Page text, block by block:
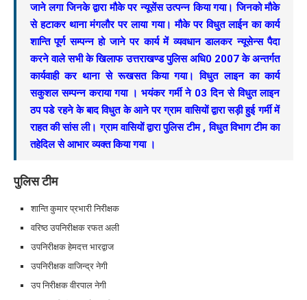
जाने लगा जिनके द्वारा मौके पर न्यूसेंस उत्पन्न किया गया। जिनको मौके
से हटाकर थाना मंगलौर पर लाया गया। मौके पर विधुत लाईन का कार्य
शान्ति पूर्ण सम्पन्न हो जाने पर कार्य में व्यवधान डालकर न्यूसेन्स पैदा
करने वाले सभी के खिलाफ उत्तराखण्ड पुलिस अधि0 2007 के अन्तर्गत
कार्यवाही कर थाना से रूखसत किया गया। विधुत लाइन का कार्य
सकुशल सम्पन्न कराया गया । भयंकर गर्मी ने 03 दिन से विधुत लाइन
ठप पडे रहने के बाद विधुत के आने पर ग्राम वासियों द्वारा सड़ी हुई गर्मी में
राहत की सांस ली। ग्राम वासियों द्वारा पुलिस टीम , विधुत विभाग टीम का
तहेदिल से आभार व्यक्त किया गया ।
पुलिस टीम
शान्ति कुमार प्रभारी निरीक्षक
वरिष्ठ उपनिरीक्षक रफत अली
उपनिरीक्षक हेमदत्त भारद्वाज
उपनिरीक्षक वाजिन्द्र नेगी
उप निरीक्षक वीरपाल नेगी